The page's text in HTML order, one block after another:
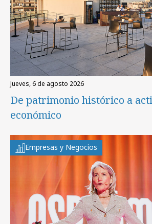
jueves, 6 de agosto 2026
De patrimonio histórico a
económico
Empresas y Negocios